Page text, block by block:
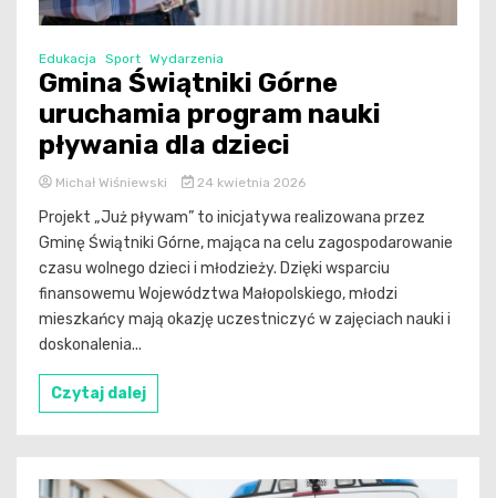
Edukacja Sport Wydarzenia
Gmina Świątniki Górne
uruchamia program nauki
pływania dla dzieci
Michał Wiśniewski 24 kwietnia 2026
Projekt „Już pływam” to inicjatywa realizowana przez
Gminę Świątniki Górne, mająca na celu zagospodarowanie
czasu wolnego dzieci i młodzieży. Dzięki wsparciu
finansowemu Województwa Małopolskiego, młodzi
mieszkańcy mają okazję uczestniczyć w zajęciach nauki i
doskonalenia...
Czytaj dalej